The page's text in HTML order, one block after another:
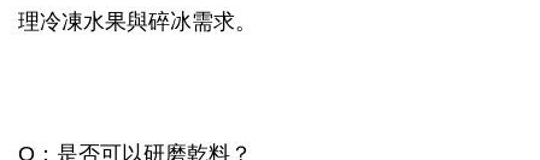
理冷凍水果與碎冰需求。
Q：是否可以研磨乾料？